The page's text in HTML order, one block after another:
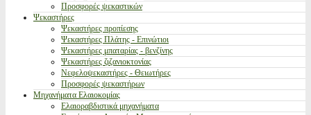
Προσφορές ψεκαστικών
Ψεκαστήρες
Ψεκαστήρες προπίεσης
Ψεκαστήρες Πλάτης - Επινώτιοι
Ψεκαστήρες μπαταρίας - βενζίνης
Ψεκαστήρες ζιζανιοκτονίας
Νεφελοψεκαστήρες - Θειωτήρες
Προσφορές ψεκαστήρων
Μηχανήματα Ελαιοκομίας
Ελαιοραβδιστικά μηχανήματα